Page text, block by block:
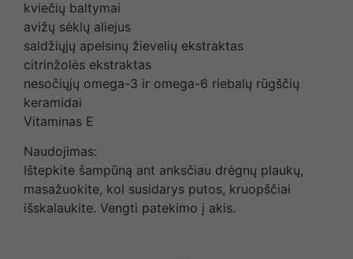
kviečių baltymai
avižų sėklų aliejus
saldžiųjų apelsinų žievelių ekstraktas
citrinžolės ekstraktas
nesočiųjų omega-3 ir omega-6 riebalų rūgščių
keramidai
Vitaminas E
Naudojimas:
Ištepkite šampūną ant anksčiau drėgnų plaukų,
masažuokite, kol susidarys putos, kruopščiai
išskalaukite. Vengti patekimo į akis.